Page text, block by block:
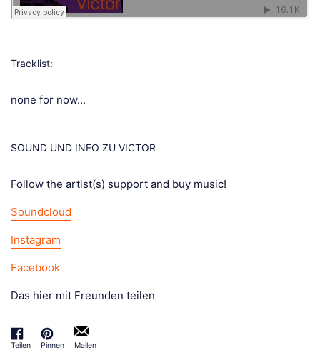
Tracklist:
none for now...
SOUND UND INFO ZU VICTOR
Follow the artist(s) support and buy music!
Soundcloud
Instagram
Facebook
Das hier mit Freunden teilen
Teilen
Pinnen
Mailen